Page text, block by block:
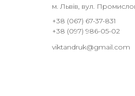
м. Львів, вул.
+38 (067) 67-37-831
+38 (097) 986-05-02
viktandruk@gmail.com